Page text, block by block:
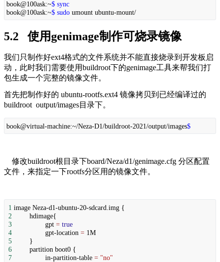
book@100ask:~$ sync
book@100ask:~$ sudo umount ubuntu-mount/
5.2   使用genimage制作可烧录镜像
我们只制作好ext4格式的文件系统并不能直接烧录到开发板启
动，此时我们需要使用buildroot下的genimage工具来帮我们打
包生成一个完整的镜像文件。
首先把制作好的 ubuntu-rootfs.ext4 镜像拷贝到已经编译过的
buildroot  output/images目录下。
book@virtual-machine:~/Neza-D1/buildroot-2021/output/images$
文件，来指定一下rootfs分区用的镜像文件。
1 image Neza-d1-ubuntu-20-sdcard.img {
2 hdimage{
3 gpt = true
4 gpt-location = 1M
5 }
6 partition boot0 {
7 in-partition-table = "no"